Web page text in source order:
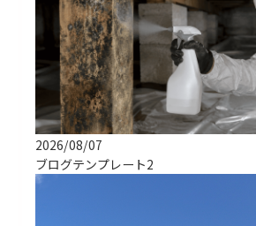
2026/08/07
ブログテンプレート2